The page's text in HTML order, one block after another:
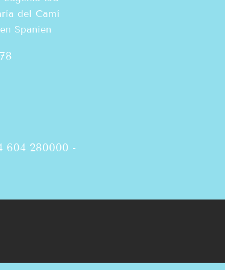
del Camí
Spanien
604 280000 -